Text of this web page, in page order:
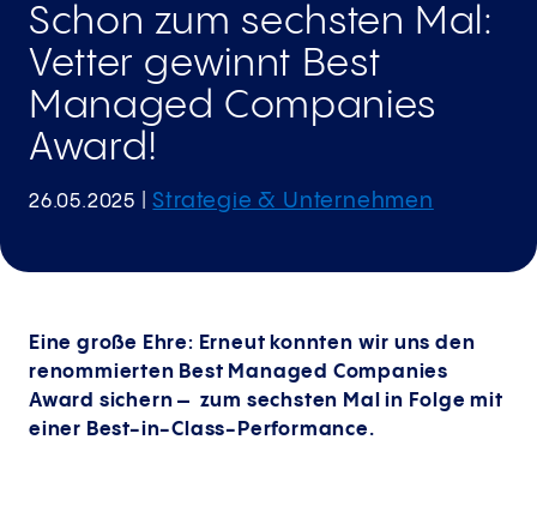
Schon zum sechsten Mal:
Vetter gewinnt Best
Managed Companies
Award!
26.05.2025 |Strategie & Unternehmen
Eine große Ehre: Erneut konnten wir uns den
renommierten Best Managed Companies
Award sichern – zum sechsten Mal in Folge mit
einer Best-in-Class-Performance.